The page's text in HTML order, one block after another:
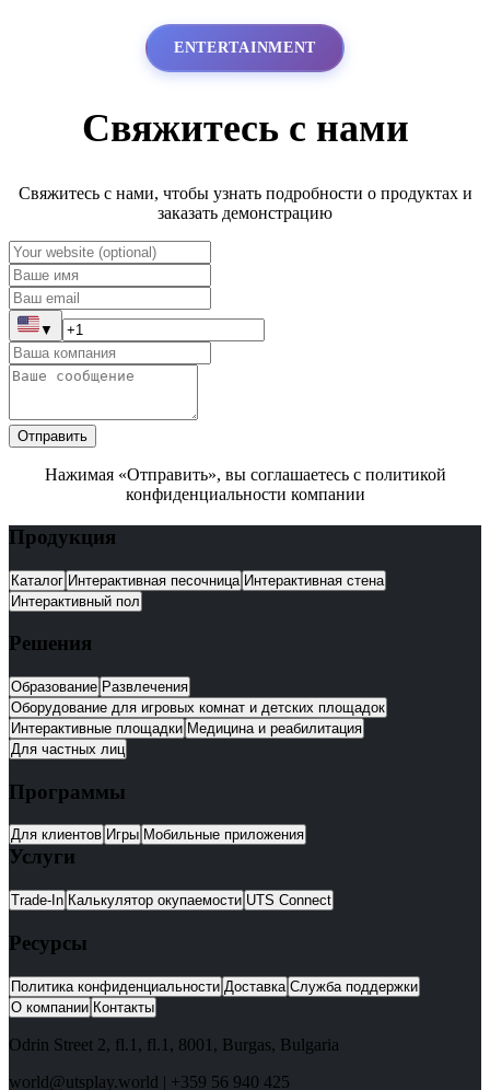
ENTERTAINMENT
Свяжитесь с нами
Свяжитесь с нами, чтобы узнать подробности о продуктах и
заказать демонстрацию
▼
Отправить
Нажимая «Отправить», вы соглашаетесь с политикой
конфиденциальности компании
Продукция
Каталог Интерактивная песочница Интерактивная стена
Интерактивный пол
Решения
Образование Развлечения
Оборудование для игровых комнат и детских площадок
Интерактивные площадки Медицина и реабилитация
Для частных лиц
Программы
Для клиентов Игры Мобильные приложения
Услуги
Trade-In Калькулятор окупаемости UTS Connect
Ресурсы
Политика конфиденциальности Доставка Служба поддержки
О компании Контакты
Odrin Street 2, fl.1 , fl.1, 8001 , Burgas, Bulgaria
world@utsplay.world | +359 56 940 425